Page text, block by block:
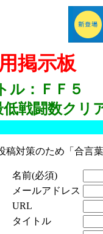
掲示板
ル：ＦＦ５
低戦闘数クリ
稿対策のため「合言
名前(必須)
メールアドレス
URL
タイトル